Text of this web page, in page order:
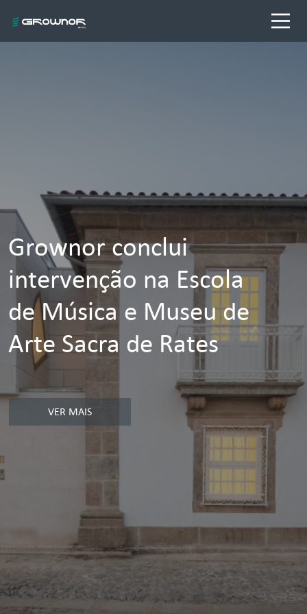
Grownor conclui
intervenção na Escola
de Música e Museu de
Arte Sacra de Rates
VER MAIS